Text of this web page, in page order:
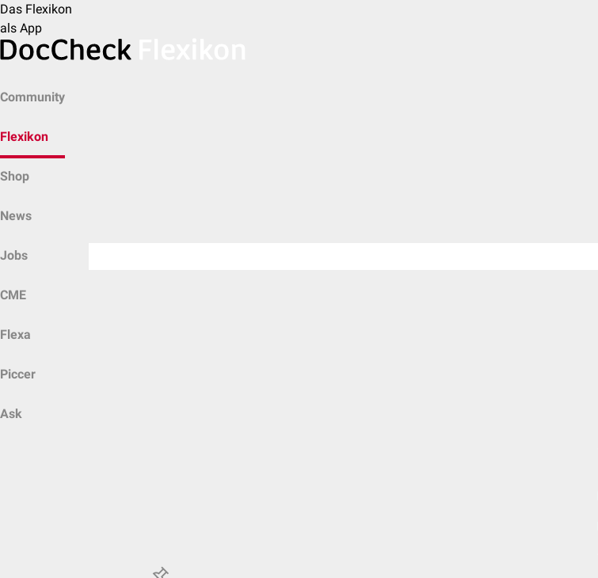
Das Flexikon
als App
Community
Flexikon
Shop
News
Jobs
CME
Flexa
Piccer
Ask